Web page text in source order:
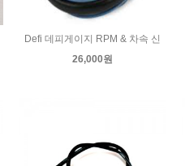
Defi 데피게이지 RPM & 차속 신
26,000원